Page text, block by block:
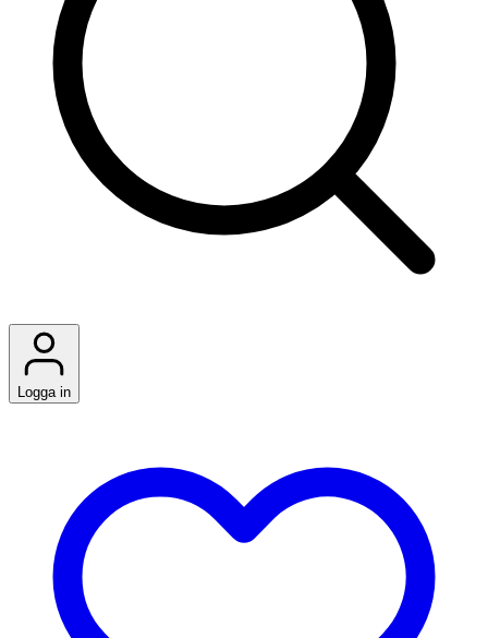
Logga in